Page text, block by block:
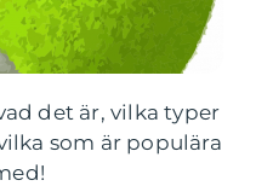
det är, vilka typer
som är populära